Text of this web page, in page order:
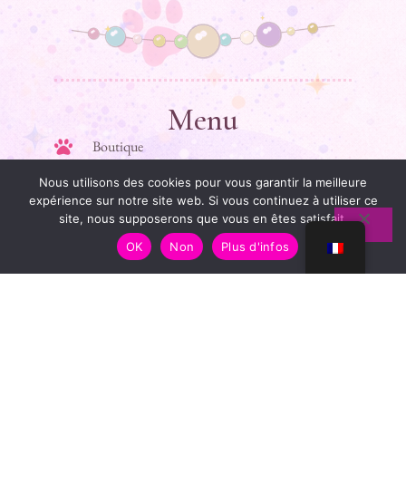
Menu
Boutique
Mon histoire
Guide des tailles
Contact
Liens Utiles
Nous utilisons des cookies pour vous garantir la meilleure
expérience sur notre site web. Si vous continuez à utiliser ce
site, nous supposerons que vous en êtes satisfait.
OK
Non Plus d'infos